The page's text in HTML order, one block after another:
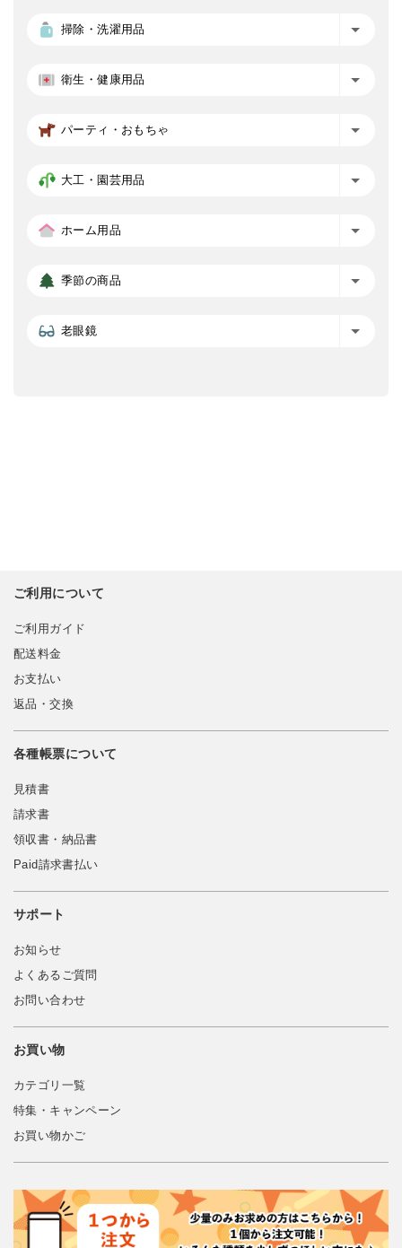
掃除・洗濯用品
衛生・健康用品
パーティ・おもちゃ
大工・園芸用品
ホーム用品
季節の商品
老眼鏡
ご利用について
ご利用ガイド
配送料金
お支払い
返品・交換
各種帳票について
見積書
請求書
領収書・納品書
Paid請求書払い
サポート
お知らせ
よくあるご質問
お問い合わせ
お買い物
カテゴリ一覧
特集・キャンペーン
お買い物かご